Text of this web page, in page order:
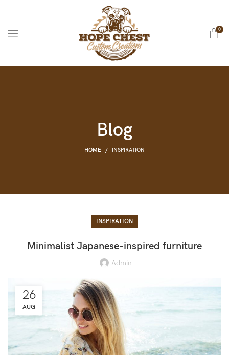
0
Blog
HOME INSPIRATION
INSPIRATION
Minimalist Japanese-inspired furniture
Admin
26
AUG